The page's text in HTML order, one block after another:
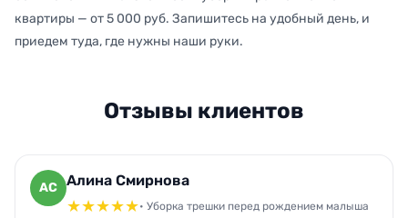
квартиры — от 5 000 руб. Запишитесь на удобный день, и
приедем туда, где нужны наши руки.
Отзывы клиентов
АС Алина Смирнова
★★★★★• Уборка трешки перед рождением малыша